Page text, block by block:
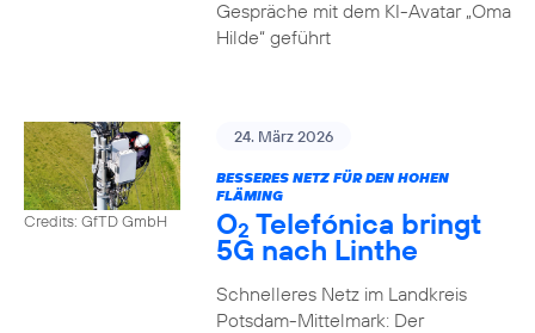
Gespräche mit dem KI-Avatar „Oma
Hilde“ geführt
Credits: GfTD GmbH
24. März 2026
BESSERES NETZ FÜR DEN HOHEN
FLÄMING
O2 Telefónica bringt
5G nach Linthe
Schnelleres Netz im Landkreis
Potsdam-Mittelmark: Der